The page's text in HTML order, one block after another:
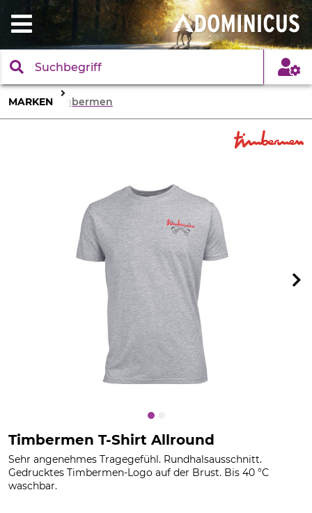
MARKEN Timbermen
Timbermen T-Shirt Allround
Sehr angenehmes Tragegefühl. Rundhalsausschnitt.
Gedrucktes Timbermen-Logo auf der Brust. Bis 40 °C
waschbar.